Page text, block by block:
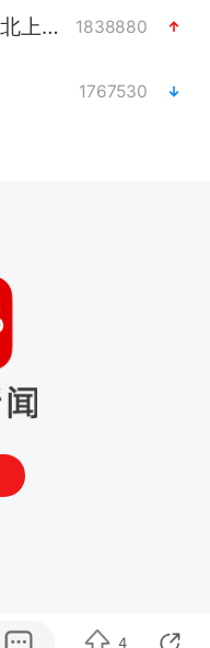
梁家辉：到内地拍戏不是北上是回归 1838880
1767530
4